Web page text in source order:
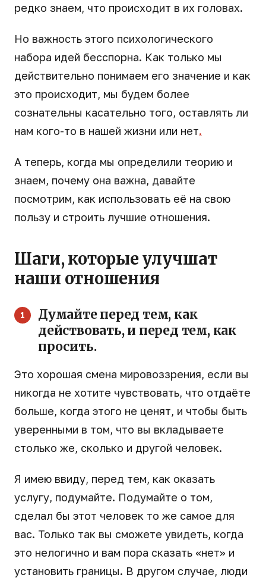
редко знаем, что происходит в их головах.
Но важность этого психологического
набора идей бесспорна. Как только мы
действительно понимаем его значение и как
это происходит, мы будем более
сознательны касательно того, оставлять ли
нам кого-то в нашей жизни или нет.
А теперь, когда мы определили теорию и
знаем, почему она важна, давайте
посмотрим, как использовать её на свою
пользу и строить лучшие отношения.
Шаги, которые улучшат
наши отношения
Думайте перед тем, как
действовать, и перед тем, как
просить.
Это хорошая смена мировоззрения, если вы
никогда не хотите чувствовать, что отдаёте
больше, когда этого не ценят, и чтобы быть
уверенными в том, что вы вкладываете
столько же, сколько и другой человек.
Я имею ввиду, перед тем, как оказать
услугу, подумайте. Подумайте о том,
сделал бы этот человек то же самое для
вас. Только так вы сможете увидеть, когда
это нелогично и вам пора сказать «нет» и
установить границы. В другом случае, люди